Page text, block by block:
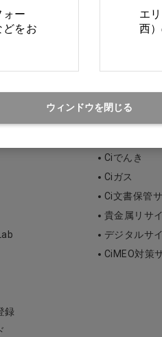
平日・土曜日 9:00〜20:00
日曜日・祝日 9:00〜18:00
ビス
録
Ciでんき
Ciガス
Ci文書保管
貴金属リサ
デジタルサ
CiMEO対策
ー
をお
エ
西
ウィンドウを閉じる